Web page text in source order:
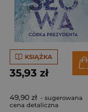
KSIĄŻKA
35,93 zł
49,90 zł - sugerowana
cena detaliczna